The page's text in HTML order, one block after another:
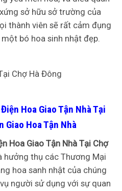
sở hữu sở trường của
thành viên sẽ rất cảm đụng
bó hoa sinh nhật đẹp.
Hoa Giao Tận Nhà Tại
Giao Hoa Tận Nhà
Hoa Giao Tận Nhà Tại Chợ
hưởng thụ các Thương Mại
hoa sanh nhật của chúng
người sử dụng với sự quan